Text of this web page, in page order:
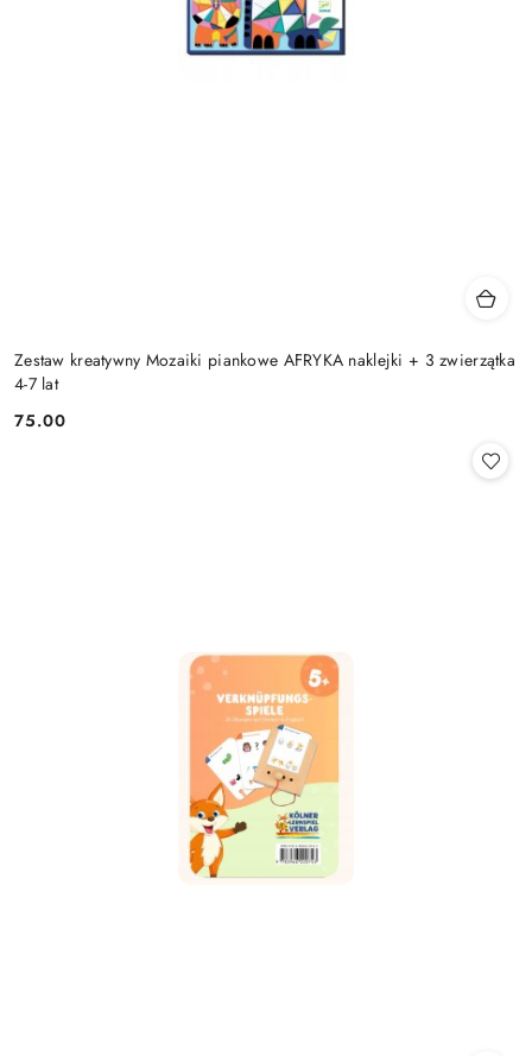
Zestaw kreatywny Mozaiki piankowe AFRYKA naklejki + 3 zwierzątka
4-7 lat
Cena:
75.00